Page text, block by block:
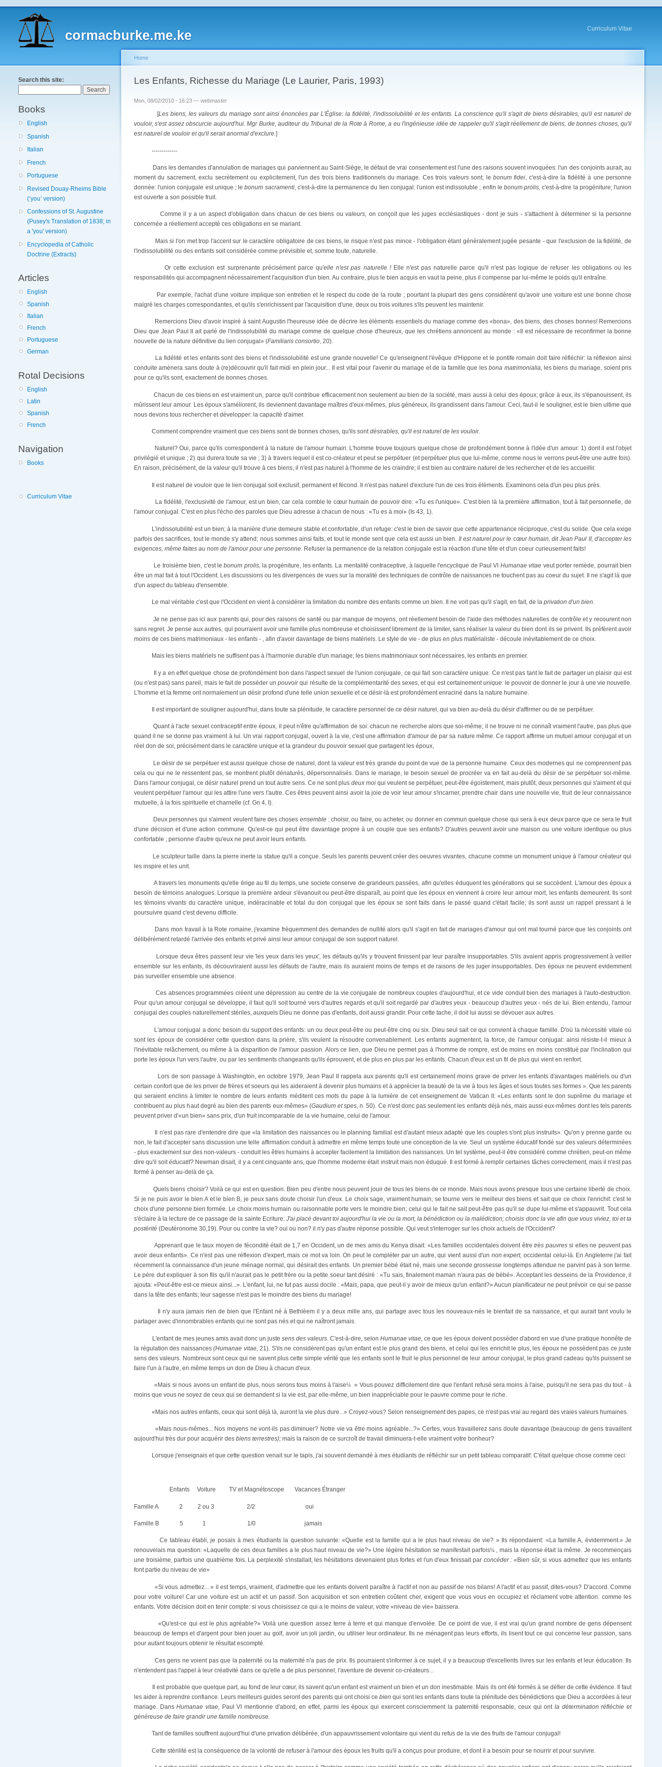
cormacburke.me.ke Curriculum Vitae
Search this site:
Books
English
Spanish
Italian
French
Portuguese
Revised Douay-Rheims Bible
(‘you’ version)
Confessions of St. Augustine
(Pusey's Translation of 1838; in
a 'you' version)
Encyclopedia of Catholic
Doctrine (Extracts)
Articles
English
Spanish
Italian
French
Portuguese
German
Rotal Decisions
English
Latin
Spanish
French
Navigation
Books
Curriculum Vitae
Home
Les Enfants, Richesse du Mariage (Le Laurier, Paris, 1993)
Mon, 08/02/2010 - 16:23 — webmaster
[Les biens, les valeurs du mariage sont ainsi énoncées par L'Église: la fidélité, l'indissolubilité et les enfants. La conscience qu'il s'agit de biens désirables, qu'il est naturel de
vouloir, s'est assez obscurcie aujourd'hui. Mgr Burke, auditeur du Tribunal de la Rote à Rome, a eu l'ingénieuse idée de rappeler qu'il s'agit réellement de biens, de bonnes choses, qu'il
est naturel de vouloir et qu'il serait anormal d'exclure.]
-------------
Dans les demandes d'annulation de mariages qui parviennent au Saint-Siège, le défaut de vrai consentement est l'une des raisons souvent invoquées: l'un des conjoints aurait, au
moment du sacrement, exclu secrètement ou explicitement, l'un des trois biens traditionnels du mariage. Ces trois valeurssont; lebonum fidei, c'est-à-dire la fidélité à une personne
donnée: l'union conjugale est unique ; lebonum sacramenti, c'est-à-dire la permanence du lien conjugal: l'union est indissoluble ; enfin lebonum prolis, c'est-à-dire la progéniture; l'union
est ouverte a son possible fruit.
Comme il y a un aspect d'obligation dans chacun de ces biens ouvaleurs, on conçoit que les juges ecclésiastiques - dont je suis - s'attachent à déterminer si la personne
concernée a réellement accepté ces obligations en se mariant.
Mais si l'on met trop l'accent sur le caractère obligatoire de ces biens, le risque n'est pas mince - l'obligation étant généralement jugée pesante - que l'exclusion de la fidélité, de
l'indissolubilité ou des enfants soit considérée comme prévisible et, somme toute, naturelle.
Or cette exclusion est surprenante précisément parce qu'elle n'est pas naturelle !Elle n'est pas naturelle parce qu'il n'est pas logique de refuser les obligations ou les
responsabilités qui accompagnent nécessairement l'acquisition d'un bien. Au contraire, plus le bien acquis en vaut la peine, plus il compense par lui-même le poids qu'il entraîne.
Par exemple, l'achat d'une voiture implique son entretien et le respect du code de la route ; pourtant la plupart des gens considèrent qu'avoir une voiture est une bonne chose
malgré les charges correspondantes, et qu'ils s'enrichissent par l'acquisition d'une, deux ou trois voitures s'ils peuvent les maintenir.
Remercions Dieu d'avoir inspiré à saint Augustin l'heureuse idée de décrire les éléments essentiels du mariage comme des «bona», des biens, des choses bonnes! Remercions
Dieu que Jean Paul II ait parlé de l'indissolubilité du mariage comme de quelque chose d'heureux, que les chrétiens annoncent au monde : «Il est nécessaire de reconfirmer la bonne
nouvelle de la nature définitive du lien conjugal» (Familiaris consortio, 20).
La fidélité et les enfants sont des biens et l'indissolubilité est une grande nouvelle! Ce qu'enseignent l'évêque d'Hippone et le pontife romain doit faire réfléchir: la réflexion ainsi
conduite amènera sans doute à (re)découvrir qu'il fait midi en plein jour... Il est vital pour l'avenir du mariage et de la famille que lesbona matrimonialia, les biens du mariage, soient pris
pour ce qu'ils sont, exactement de bonnes choses.
Chacun de ces biens en est vraiment un, parce qu'il contribue efficacement non seulement au bien de la société, mais aussi à celui des époux; grâce à eux, ils s'épanouissent, ils
mûrissent leur amour. Les époux s'améliorent, ils deviennent davantage maîtres d'eux-mêmes, plus généreux, ils grandissent dans l'amour. Ceci, faut-il le souligner, est le bien ultime que
nous devons tous rechercher et développer: la capacité d'aimer.
Comment comprendre vraiment que ces biens sont de bonnes choses, qu'ils sontdésirables, qu'il est naturel de les vouloir.
Naturel? Oui, parce qu'ils correspondent à la nature de l'amour humain. L'homme trouve toujours quelque chose de profondément bonne à l'idée d'un amour: 1) dont il est l'objet
privilégié et unique ; 2) qui durera toute sa vie ; 3) à travers lequel il est co-créateur et peut se perpétuer (et perpétuer plus que lui-même, comme nous le verrons peut-être une autre fois).
En raison, précisément, de la valeur qu'il trouve à ces biens, il n'est pas naturel à l'homme de les craindre; il est bien au contraire naturel de les rechercher et de les accueillir.
Il est naturel de vouloir que le lien conjugal soit exclusif, permanent et fécond. Il n'est pas naturel d'exclure l'un de ces trois éléments. Examinons cela d'un peu plus près.
La fidélité, l'exclusivité de l'amour, est un bien, car cela comble le cœur humain de pouvoir dire: «Tu es l'unique». C'est bien là la première affirmation, tout à fait personnelle, de
l'amour conjugal. C'est en plus l'écho des paroles que Dieu adresse à chacun de nous : «Tu es à moi» (Is 43, 1).
L'indissolubilité est un bien; à la manière d'une demeure stable et confortable, d'un refuge: c'est le bien de savoir que cette appartenance réciproque, c'est du solide. Que cela exige
parfois des sacrifices, tout le monde s'y attend; nous sommes ainsi faits, et tout le monde sent que cela est aussi un bien. Il est naturel pour le cœur humain, dit Jean Paul II, d'accepter les
exigences, même faites au nom de l'amour pour une personne. Refuser la permanence de la relation conjugale est la réaction d'une tête et d'un coeur curieusement faits!
Le troisième bien, c'est lebonum prolis, la progéniture, les enfants. La mentalité contraceptive, à laquelle l'encyclique de Paul VI Humanae vitae veut porter remède, pourrait bien
être un mal fait à tout l'Occident. Les discussions ou les divergences de vues sur la moralité des techniques de contrôle de naissances ne touchent pas au coeur du sujet. Il ne s'agit là que
d'un aspect du tableau d'ensemble.
Le mal véritable c'est que l'Occident en vient à considérer la limitation du nombre des enfants comme un bien. Il ne voit pas qu'il s'agit, en fait, de la privation d'un bien.
Je ne pense pas ici aux parents qui, pour des raisons de santé ou par manque de moyens, ont réellement besoin de l'aide des méthodes naturelles de contrôle et y recourent non
sans regret. Je pense aux autres, qui pourraient avoir une famille plus nombreuse et choisissent librement de la limiter, sans réaliser la valeur du bien dont ils se privent. Ils préfèrent avoir
moins de ces biens matrimoniaux - les enfants - , afin d'avoir davantage de biens matériels. Le style de vie - de plus en plus matérialiste - découle inévitablement de ce choix.
Mais les biens matériels ne suffisent pas à l'harmonie durable d'un mariage; les biens matrimoniaux sont nécessaires, les enfants en premier.
Il y a en effet quelque chose de profondément bon dans l'aspect sexuel de l'union conjugale, ce qui fait son caractère unique. Ce n'est pas tant le fait de partager un plaisir qui est
(ou n'est pas) sans pareil, mais le fait de posséder unpouvoirqui résulte de la complémentarité des sexes, et qui est certainement unique:le pouvoir de donner le jour à une vie nouvelle.
L'homme et la femme ont normalement un désir profond d'une telle union sexuelle et ce désir-là est profondément enraciné dans la nature humaine.
Il est important de souligner aujourd'hui, dans toute sa plénitude, le caractère personnel de ce désir naturel, qui va bien au-delà du désir d'affirmer ou de se perpétuer.
Quant à l'acte sexuel contraceptif entre époux, il peut n'être qu'affirmation de soi: chacun ne recherche alors que soi-même; il ne trouve ni ne connaît vraiment l'autre, pas plus que
quand il ne se donne pas vraiment à lui. Un vrai rapport conjugal, ouvert à la vie, c'est une affirmation d'amour de par sa nature même. Ce rapport affirme un mutuel amour conjugal et un
réel don de soi, précisément dans le caractère unique et la grandeur du pouvoir sexuel que partagent les époux,
Le désir de se perpétuer est aussi quelque chose de naturel, dont la valeur est très grande du point de vue de la personne humaine. Ceux des modernes qui ne comprennent pas
cela ou qui ne le ressentent pas, se montrent plutôt dénaturés, dépersonnalisés. Dans le mariage, le besoin sexuel de procréer va en fait au-delà du désir de se perpétuer soi-même.
Dans l'amour conjugal, ce désir naturel prend un tout autre sens. Ce ne sont plus deux moi qui veulent se perpétuer, peut-être égoïstement, mais plutôt, deux personnes qui s'aiment et qui
veulent perpétuer l'amour qui les attire l'une vers l'autre. Ces êtres peuvent ainsi avoir la joie de voir leur amour s'incarner, prendre chair dans une nouvelle vie, fruit de leur connaissance
mutuelle, à la fois spirituelle et charnelle (cf. Gn 4, I).
Deux personnes qui s'aiment veulent faire des choses ensemble: choisir, ou faire, ou acheter, ou donner en commun quelque chose qui sera à eux deux parce que ce sera le fruit
d'une décision et d'une action commune. Qu'est-ce qui peut être davantage propre à un couple que ses enfants? D'autres peuvent avoir une maison ou une voiture identique ou plus
confortable ; personne d'autre qu'eux ne peut avoir leurs enfants.
Le sculpteur taille dans la pierre inerte la statue qu'il a conçue. Seuls les parents peuvent créer des oeuvres vivantes, chacune comme un monument unique à l'amour créateur qui
les inspire et les unit.
A travers les monuments qu'elle érige au fil du temps, une societe conserve de grandeurs passées, afin qu'elles éduquent les générations qui se succèdent. L'amour des époux a
besoin de témoins analogues. Lorsque la première ardeur s'évanouit ou peut-être disparaît, au point que les époux en viennent à croire leur amour mort, les enfants demeurent. Ils sont
les témoins vivants du caractère unique, indéracinable et total du don conjugal que les époux se sont faits dans le passé quand c'était facile; ils sont aussi un rappel pressant à le
poursuivre quand c'est devenu difficile.
Dans mon travail à la Rote romaine, j'examine fréquemment des demandes de nullité alors qu'il s'agit en fait de mariages d'amour qui ont mal tourné parce que les conjoints ont
délibérément retardé l'arrivée des enfants et privé ainsi leur amour conjugal de son support naturel.
Lorsque deux êtres passent leur vie 'les yeux dans les yeux', les défauts qu'ils y trouvent finissent par leur paraître insupportables. S'ils avaient appris progressivement à veiller
ensemble sur les enfants, ils découvriraient aussi les défauts de l'autre, mais ils auraient moins de temps et de raisons de les juger insupportables. Des époux ne peuvent evidemment
pas surveiller ensemble une absence.
Ces absences programmées créent une dépression au centre de la vie conjugale de nombreux couples d'aujourd'hui, et ce vide conduit bien des mariages à l'auto-destruction.
Pour qu'un amour conjugal se développe, il faut qu'il soit tourné vers d'autres regards et qu'il soit regardé par d'autres yeux - beaucoup d'autres yeux - nés de lui. Bien entendu, l'amour
conjugal des couples naturellement stériles, auxquels Dieu ne donne pas d'enfants, doit aussi grandir. Pour cette tache, il doit lui aussi se dévouer aux autres.
L'amour conjugal a donc besoin du support des enfants: un ou deux peut-être ou peut-être cinq ou six. Dieu seul sait ce qui convient à chaque famille. D'où la nécessité vitale où
sont les époux de considérer cette question dans la prière, s'ils veulent la résoudre convenablement. Les enfants augmentent, la force, de l'amour conjugal: ainsi résiste-t-il mieux à
l'inévitable relâchement, ou même à la disparition de l'amour passion. Alors ce lien, que Dieu ne permet pas à l'homme de rompre, est de moins en moins constitué par l'inclination qui
porte les époux l'un vers l'autre, ou par les sentiments changeants qu'ils éprouvent, et de plus en plus par les enfants. Chacun d'eux est un fil de plus qui vient en renfort.
Lors de son passage à Washington, en octobre 1979, Jean Paul II rappela aux parents qu'il est certainement moins grave de priver les enfants d'avantages matériels ou d'un
certain confort que de les priver de frères et soeurs qui les aideraient à devenir plus humains et à apprécier la beauté de la vie à tous les âges et sous toutes ses formes ». Que les parents
qui seraient enclins à limiter le nombre de leurs enfants méditent ces mots du pape à la lumière de cet enseignement de Vatican II: «Les enfants sont le don suprême du mariage et
contribuent au plus haut degré au bien des parents eux-mêmes» (Gaudium et spes, n. 50). Ce n'est donc pas seulement les enfants déjà nés, mais aussi eux-mêmes dont les tels parents
peuvent priver d'«un bien» sans prix, d'un fruit incomparable de la vie humaine, celui de l'amour.
Il n'est pas rare d'entendre dire que «la limitation des naissances ou le planning familial est d'autant mieux adapté que les couples s'ont plus instruits». Qu'on y prenne garde ou
non, le fait d'accepter sans discussion une telle affirmation conduit à admettre en même temps toute une conception de la vie. Seul un système éducatif fondé sur des valeurs déterminées
- plus exactement sur des non-valeurs - conduit les êtres humains à accepter facilement la limitation des naissances. Un tel système, peut-il être considéré comme chrétien, peut-on même
dire qu'il soitéducatif? Newman disait, il y a cent cinquante ans, que l'homme moderne était instruit mais non éduqué. Il est formé à remplir certaines tâches correctement, mais il n'est pas
formé à penser au-delà de ça.
Quels biens choisir? Voilà ce qui est en question. Bien peu d'entre nous peuvent jouir de tous les biens de ce monde. Mais nous avons presque tous une certaine liberté de choix.
Si je ne puis avoir le bien A et le bien B, je peux sans doute choisir l'un d'eux. Le choix sage, vraiment humain, se tourne vers le meilleur des biens et sait que ce choix l'enrichit: c'est le
choix d'une personne bien formée. Le choix moins humain ou raisonnable porte vers le moindre bien; celui qui le fait ne sait peut-être pas qu'il se dupe lui-même et s'appauvrit. Tout cela
s'éclaire à la lecture de ce passage de la sainte Ecriture: J'ai placé devant toi aujourd'hui la vie ou la mort, la bénédiction ou la malédiction; choisis donc la vie afin que vous viviez, toi et ta
postérité (Deutéronome 30,19). Pour ou contre la vie? oui ou non? il n'y pas d'autre réponse possible. Qui veut s'interroger sur les choix actuels de l'Occident?
Apprenant que le taux moyen de fécondité était de 1,7 en Occident, un de mes amis du Kenya disait: «Les familles occidentales doivent êtretrès pauvressi elles ne peuvent pas
avoir deux enfants». Ce n'est pas une réflexion d'expert, mais ce mot va loin. On peut le compléter par un autre, qui vient aussi d'un non expert, occidental celui-là. En Angleterre j'ai fait
récemment la connaissance d'un jeune ménage normal, qui désirait des enfants. Un premier bébé était né, mais une seconde grossesse longtemps attendue ne parvint pas à son terme.
Le père dut expliquer à son fils qu'il n'aurait pas le petit frère ou la petite soeur tant désiré : «Tu sais, finalement maman n'aura pas de bébé». Acceptant les desseins de la Providence, il
ajouta: «Peut-être est-ce mieux ainsi...». L'enfant, lui, ne fut pas aussi docile : «Mais, papa, que peut-il y avoir de mieux qu'un enfant?» Aucun planificateur ne peut prévoir ce qui se passe
dans la tête des enfants; leur sagesse n'est pas le moindre des biens du mariage!
Il n'y aura jamais rien de bien que l'Enfant né à Bethlèem il y a deux mille ans, qui partage avec tous les nouveaux-nés le bienfait de sa naissance, et qui aurait tant voulu le
partager avec d'innombrables enfants qui ne sont pas nés et qui ne naîtront jamais.
L'enfant de mes jeunes amis avait donc un justesens des valeurs. C'est-à-dire, selonHumanae vitae, ce que les époux doivent posséder d'abord en vue d'une pratique honnête de
la régulation des naissances (Humanae vitae, 21). S'ils ne considèrent pas qu'un enfant est le plus grand des biens, et celui qui les enrichit le plus, les époux ne possèdent pas ce juste
sens des valeurs. Nombreux sont ceux qui ne savent plus cette simple vérité que les enfants sont le fruit le plus personnel de leur amour conjugal, le plus grand cadeau qu'ils puissent se
faire l'un à l'autre, en même temps un don de Dieu à chacun d'eux.
«Mais si nous avons un enfant de plus, nous serons tous moins à l'aise¼ » Vous pouvez difficilement dire que l'enfant refusé sera moins à l'aise, puisqu'il ne sera pas du tout - à
moins que vous ne soyez de ceux qui se demandent si la vie est, par elle-même, un bien inappréciable pour le pauvre comme pour le riche.
«Mais nos autres enfants, ceux qui sont déjà là, auront la vie plus dure...» Croyez-vous? Selon renseignement des papes, ce n'est pas vrai au regard des vraies valeurs humaines.
«Mais nous-mêmes... Nos moyens ne vont-ils pas diminuer? Notre vie va être moins agréable...?» Certes, vous travaillerez sans doute davantage (beaucoup de gens travaillent
aujourd'hui très dur pour acquérir des biens terrestres); mais la raison de ce surcroît de travail diminuera-t-elle vraiment votre bonheur?
Lorsque j'enseignais et que cette question venait sur le tapis, j'ai souvent demandé à mes étudiants de réfléchir sur un petit tableau comparatif. C'était quelque chose comme ceci:
Enfants Voiture TV et Magnétoscope Vacances Étranger
Famille A 2 2 ou 3 2/2 oui
Famille B 5 1 1/0 jamais
Ce tableau établi, je posais à mes étudiants la question suivante: «Quelle est la famille qui a le plus haut niveau de vie? » Ils répondaient: «La famille A, évidemment.» Je
renouvelais ma question: «Laquelle de ces deux familles a le plus haut niveau de vie?» Une légère hésitation se manifestait parfois¼, mais la réponse était la même. Je recommençais
une troisième, parfois une quatrième fois. La perplexité s'installait, les hésitations devenaient plus fortes et l'un d'eux finissait par concéder :«Bien sûr, si vous admettez que les enfants
font partie du niveau de vie»
«Si vous admettez... » il est temps, vraiment, d'admettre que les enfants doivent paraître à l'actif et non au passif de nos bilans! A l'actif et au passif, dites-vous? D'accord. Comme
pour votre voiture! Car une voiture est un actif et un passif. Son acquisition et son entretien coûtent cher, exigent que vous vous en occupiez et réclament votre attention: comme les
enfants. Votre décision doit en tenir compte: si vous choisissez ce qui a le moins de valeur, votre «niveau de vie» baissera.
«Qu'est-ce qui est le plus agréable?» Voilà une question assez terre à terre et qui manque d'envolée. De ce point de vue, il est vrai qu'un grand nombre de gens dépensent
beaucoup de temps et d'argent pour bien jouer au golf, avoir un joli jardin, ou utiliser leur ordinateur. Ils ne ménagent pas leurs efforts, ils lisent tout ce qui concerne leur passion, sans
pour autant toujours obtenir le résultat escompté.
Ces gens ne voient pas que la paternité ou la maternité n'a pas de prix. Ils pourraient s'informer à ce sujet, il y a beaucoup d'excellents livres sur les enfants et leur éducation. Ils
n'entendent pas l'appel à leur créativité dans ce qu'elle a de plus personnel, l'aventure de devenir co-créateurs...
Il est probable que quelque part, au fond de leur cœur, ils savent qu'un enfant est vraiment un bien et un don inestimable. Mais ils ont été formés à se défier de cette évidence. Il faut
les aider à reprendre confiance. Leurs meilleurs guides seront des parents qui ont choisi ce bien qui sont les enfants dans toute la plénitude des bénédictions que Dieu a accordées à leur
mariage. DansHumanae vitae, Paul VI mentionne d'abord, en effet, parmi les époux qui exercent consciemment la paternité responsable, ceux qui ont la détermination réfléchie et
généreuse de faire grandir une famille nombreuse.
Tant de familles souffrent aujourd'hui d'une privation délibérée, d'un appauvrissement volontaire qui vient du refus de la vie des fruits de l'amour conjugal!
Cette stérilité est la conséquence de la volonté de refuser à l'amour des époux les fruits qu'il a conçus pour produire, et dont il a besoin pour se nourrir et pour survivre.